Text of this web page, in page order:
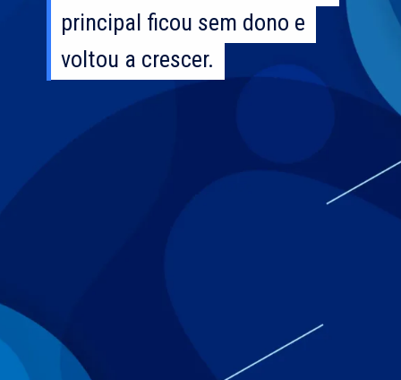
principal ficou sem dono e
voltou a crescer.
principal ficou sem dono e
voltou a crescer.